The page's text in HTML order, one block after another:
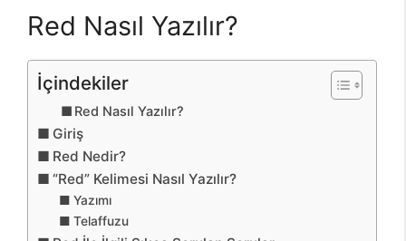
Red Nasıl Yazılır?
İçindekiler
Red Nasıl Yazılır?
Giriş
Red Nedir?
“Red” Kelimesi Nasıl Yazılır?
Yazımı
Telaffuzu